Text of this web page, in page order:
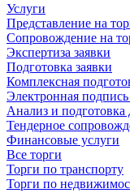
Услуги
Представление на
Сопровождение на
Экспертиза заявки
Подготовка заявки
Комплексная
Электронная
Анализ и
Тендерное
Финансовые услуги
Все торги
Торги по транспорту
Торги по